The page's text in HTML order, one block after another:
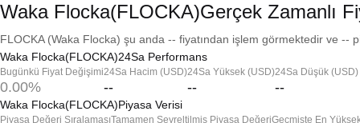
Waka Flocka(FLOCKA)Gerçek Zamanlı
FLOCKA (Waka Flocka) şu anda -- fiyatından işlem görmektedir ve --
Waka Flocka(FLOCKA)24Sa Performans
Bugünkü Fiyat Değişimi
0.00%
24Sa Hacim (USD)
--
24Sa Yüksek (USD)
--
24Sa Düşük (USD)
--
Waka Flocka(FLOCKA)Piyasa Verisi
Piyasa Değeri SıralamasıTamamen Seyreltilmiş Piyasa DeğeriGeçmişte En